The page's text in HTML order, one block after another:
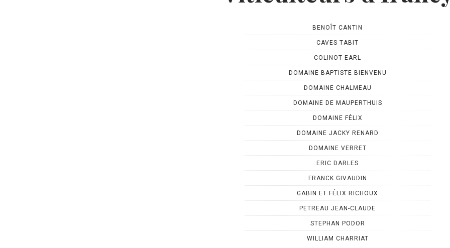
BENOÎT CANTIN
CAVES TABIT
COLINOT EARL
DOMAINE BAPTISTE BIENVENU
DOMAINE CHALMEAU
DOMAINE DE MAUPERTHUIS
DOMAINE FÉLIX
DOMAINE JACKY RENARD
DOMAINE VERRET
ERIC DARLES
FRANCK GIVAUDIN
GABIN ET FÉLIX RICHOUX
PETREAU JEAN-CLAUDE
STEPHAN PODOR
WILLIAM CHARRIAT